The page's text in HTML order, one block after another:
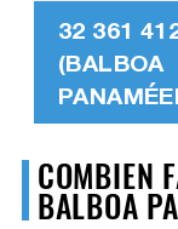
32 361
(BALBOA
COMBIEN
BALBOA